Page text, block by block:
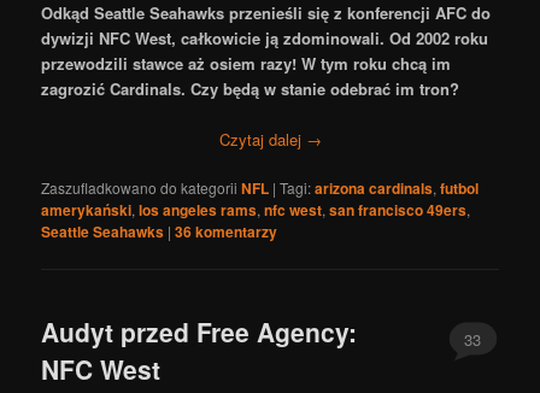
Odkąd Seattle Seahawks przenieśli się z konferencji AFC do
dywizji NFC West, całkowicie ją zdominowali. Od 2002 roku
przewodzili stawce aż osiem razy! W tym roku chcą im
zagrozić Cardinals. Czy będą w stanie odebrać im tron?
Czytaj dalej →
Zaszufladkowano do kategorii NFL |Tagi:arizona cardinals,futbol
amerykański,los angeles rams,nfc west,san francisco 49ers,
Seattle Seahawks |36komentarzy
Audyt przed Free Agency:
NFC West
33